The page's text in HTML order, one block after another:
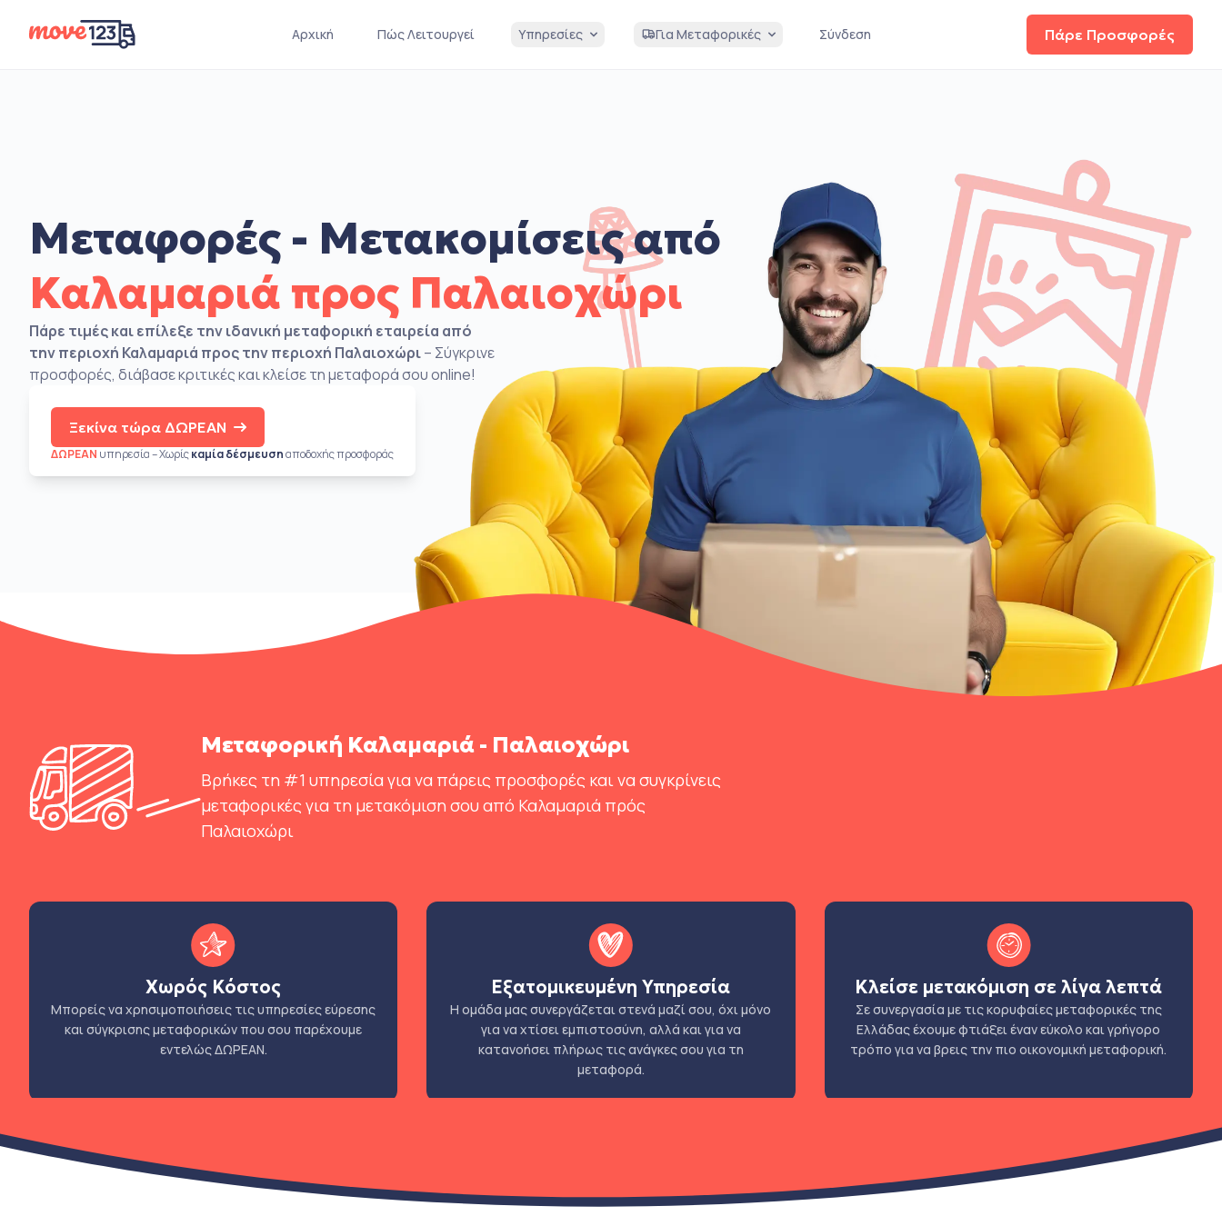
Πάρε Προσφορές
Αρχική Πώς Λειτουργεί Υπηρεσίες Για Μεταφορικές Σύνδεση
Μεταφορές - Μετακομίσεις από
Καλαμαριά προς Παλαιοχώρι
Πάρε τιμές και επίλεξε την ιδανική μεταφορική εταιρεία από
την περιοχή Καλαμαριά προς την περιοχή Παλαιοχώρι– Σύγκρινε
προσφορές, διάβασε κριτικές και κλείσε τη μεταφορά σου online!
Ξεκίνα τώρα ΔΩΡΕΑΝ
ΔΩΡΕΑΝ υπηρεσία – Χωρίςκαμία δέσμευσηαποδοχής προσφοράς
Μεταφορική Καλαμαριά - Παλαιοχώρι
Βρήκες τη #1 υπηρεσία για να πάρεις προσφορές και να συγκρίνεις
μεταφορικές για τη μετακόμιση σου από Καλαμαριά πρός
Παλαιοχώρι
Χωρός Κόστος
Μπορείς να χρησιμοποιήσεις τις υπηρεσίες εύρεσης
και σύγκρισης μεταφορικών που σου παρέχουμε
εντελώς ΔΩΡΕΑΝ.
Εξατομικευμένη Υπηρεσία
Η ομάδα μας συνεργάζεται στενά μαζί σου, όχι μόνο
για να χτίσει εμπιστοσύνη, αλλά και για να
κατανοήσει πλήρως τις ανάγκες σου για τη
μεταφορά.
Κλείσε μετακόμιση σε λίγα λεπτά
Σε συνεργασία με τις κορυφαίες μεταφορικές της
Ελλάδας έχουμε φτιάξει έναν εύκολο και γρήγορο
τρόπο για να βρεις την πιο οικονομική μεταφορική.